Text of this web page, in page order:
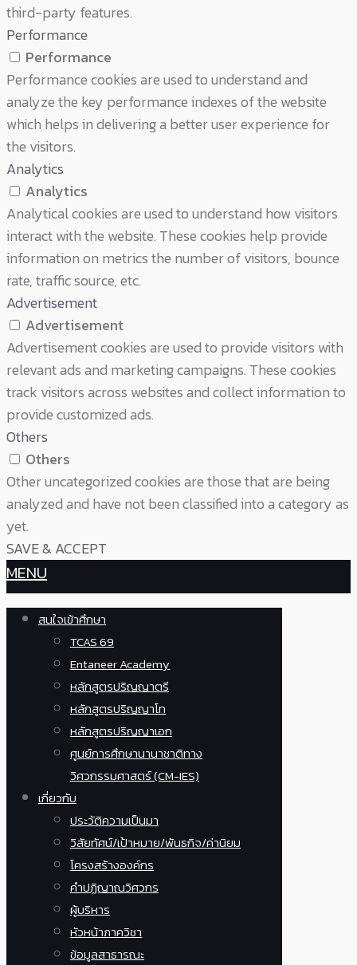
third-party features.
Performance
Performance
Performance cookies are used to understand and
analyze the key performance indexes of the website
which helps in delivering a better user experience for
the visitors.
Analytics
Analytics
Analytical cookies are used to understand how visitors
interact with the website. These cookies help provide
information on metrics the number of visitors, bounce
rate, traffic source, etc.
Advertisement
Advertisement
Advertisement cookies are used to provide visitors with
relevant ads and marketing campaigns. These cookies
track visitors across websites and collect information to
provide customized ads.
Others
Others
Other uncategorized cookies are those that are being
analyzed and have not been classified into a category as
yet.
SAVE & ACCEPT
MENU
สนใจเข้าศึกษา
TCAS 69
Entaneer Academy
หลักสูตรปริญญาตรี
หลักสูตรปริญญาโท
หลักสูตรปริญญาเอก
ศูนย์การศึกษานานาชาติทาง
วิศวกรรมศาสตร์ (CM-IES)
เกี่ยวกับ
ประวัติความเป็นมา
วิสัยทัศน์/เป้าหมาย/พันธกิจ/ค่านิยม
โครงสร้างองค์กร
คำปฏิญาณวิศวกร
ผู้บริหาร
หัวหน้าภาควิชา
ข้อมูลสาธารณะ